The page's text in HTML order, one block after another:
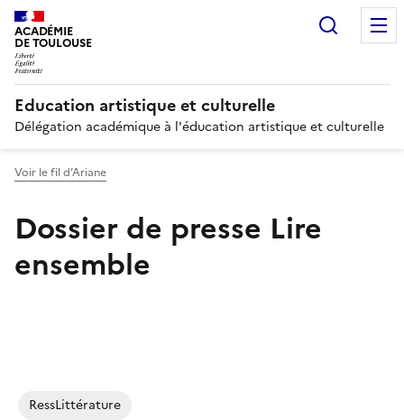
ACADÉMIE
DE TOULOUSE
Education artistique et culturelle
Délégation académique à l'éducation artistique et culturelle
Voir le fil d’Ariane
Dossier de presse Lire
ensemble
RessLittérature